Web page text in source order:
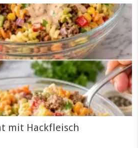
mit Hackfleisch